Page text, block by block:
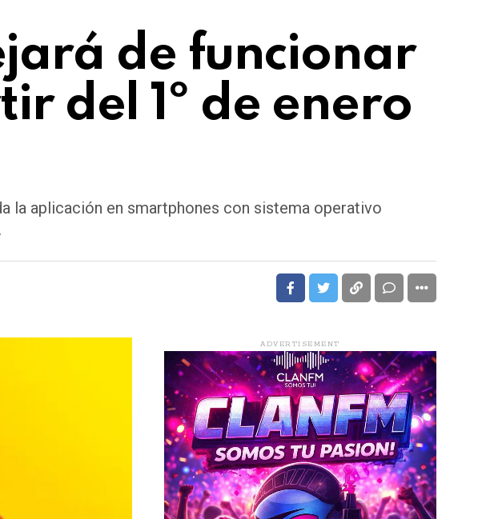
de funcionar
del 1º de enero
la aplicación en smartphones con sistema operativo
ADVERTISEMENT